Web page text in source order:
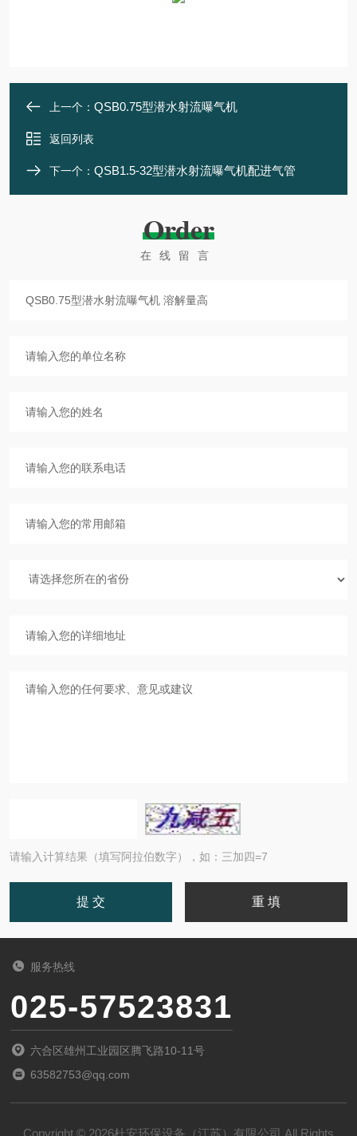
上一个： QSB0.75型潜水射流曝气机
返回列表
下一个： QSB1.5-32型潜水射流曝气机配进气管
Order
在线留言
请输入计算结果（填写阿拉伯数字），如：三加四=7
服务热线
025-57523831
六合区雄州工业园区腾飞路10-11号
63582753@qq.com
Copyright © 2026杜安环保设备（江苏）有限公司 All Rights